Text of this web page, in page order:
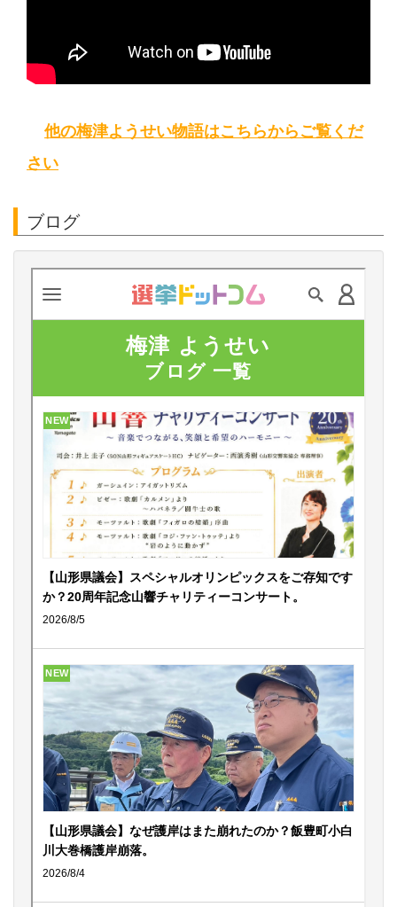
他の梅津ようせい物語はこちらからご覧くだ
さい
ブログ